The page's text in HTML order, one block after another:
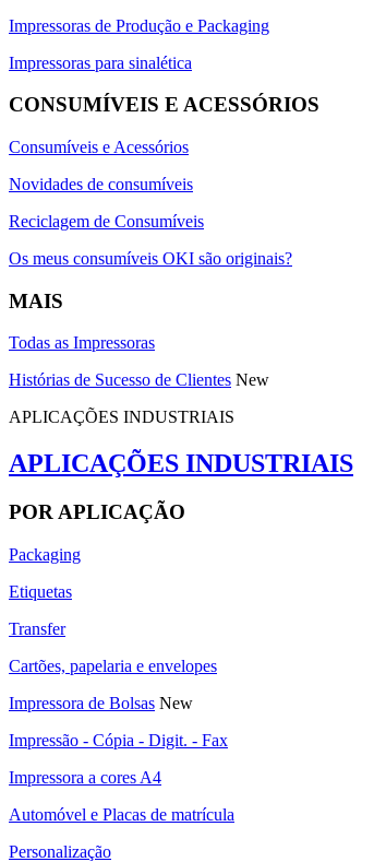
Impressoras de Produção e Packaging
Impressoras para sinalética
CONSUMÍVEIS E ACESSÓRIOS
Consumíveis e Acessórios
Novidades de consumíveis
Reciclagem de Consumíveis
Os meus consumíveis OKI são originais?
MAIS
Todas as Impressoras
Histórias de Sucesso de Clientes New
APLICAÇÕES INDUSTRIAIS
APLICAÇÕES INDUSTRIAIS
POR APLICAÇÃO
Packaging
Etiquetas
Transfer
Cartões, papelaria e envelopes
Impressora de Bolsas New
Impressão - Cópia - Digit. - Fax
Impressora a cores A4
Automóvel e Placas de matrícula
Personalização